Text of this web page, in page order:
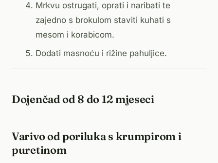
Mrkvu ostrugati, oprati i naribati te
zajedno s brokulom staviti kuhati s
mesom i korabicom.
Dodati masnoću i rižine pahuljice.
Dojenčad od 8 do 12 mjeseci
Varivo od poriluka s krumpirom i
puretinom